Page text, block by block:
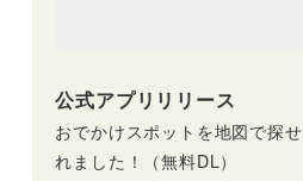
公式アプリリリース
おでかけスポットを地図で探
れました！（無料DL）